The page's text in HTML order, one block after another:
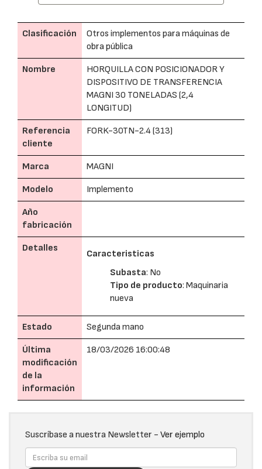
Clasificación
Otros implementos para máquinas de
obra pública
Nombre
HORQUILLA CON POSICIONADOR Y
DISPOSITIVO DE TRANSFERENCIA
MAGNI 30 TONELADAS (2,4
LONGITUD)
Referencia
cliente
FORK-30TN-2.4 (313)
Marca MAGNI
Modelo Implemento
Año
fabricación
Detalles
Caracteristicas
Subasta: No
Tipo de producto: Maquinaria
nueva
Estado Segunda mano
Última
modificación
de la
información
18/03/2026 16:00:48
Suscríbase a nuestra Newsletter - Ver ejemplo